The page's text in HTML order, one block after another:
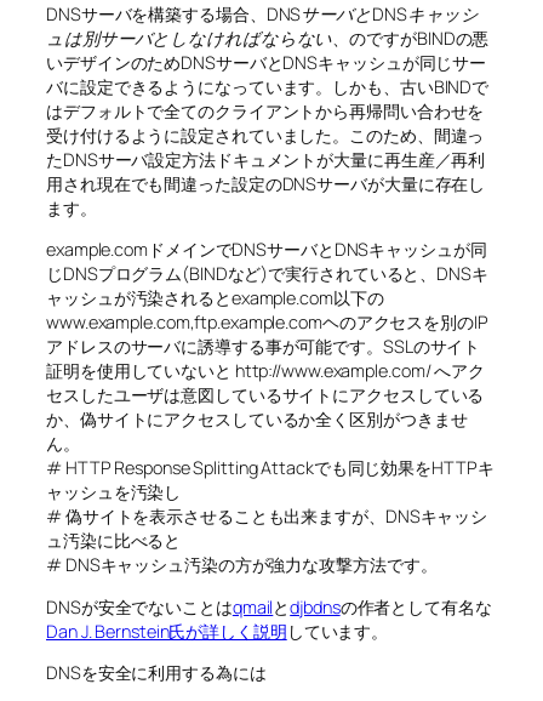
DNSサーバを構築する場合、 DNSサーバとDNSキャッシ
ュは別サーバとしなければならない、のですがBINDの悪
いデザインのためDNSサーバとDNSキャッシュが同じサー
バに設定できるようになっています。しかも、古いBINDで
はデフォルトで全てのクライアントから再帰問い合わせを
受け付けるように設定されていました。このため、間違っ
たDNSサーバ設定方法ドキュメントが大量に再生産／再利
用され現在でも間違った設定のDNSサーバが大量に存在し
ます。
example.comドメインでDNSサーバとDNSキャッシュが同
じDNSプログラム(BINDなど)で実行されていると、DNSキ
ャッシュが汚染されるとexample.com以下の
www.example.com,ftp.example.comヘのアクセスを別のIP
アドレスのサーバに誘導する事が可能です。SSLのサイト
証明を使用していないと http://www.example.com/ へアク
セスしたユーザは意図しているサイトにアクセスしている
か、偽サイトにアクセスしているか全く区別がつきませ
ん。
# HTTP Response Splitting Attackでも同じ効果をHTTPキ
ャッシュを汚染し
# 偽サイトを表示させることも出来ますが、DNSキャッシ
ュ汚染に比べると
# DNSキャッシュ汚染の方が強力な攻撃方法です。
DNSが安全でないことはqmailとdjbdnsの作者として有名な
Dan J. Bernstein氏が詳しく説明 しています。
DNSを安全に利用する為には